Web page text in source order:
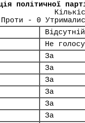
політичної
- 0
Відсутній
Не
За
За
За
За
За
За